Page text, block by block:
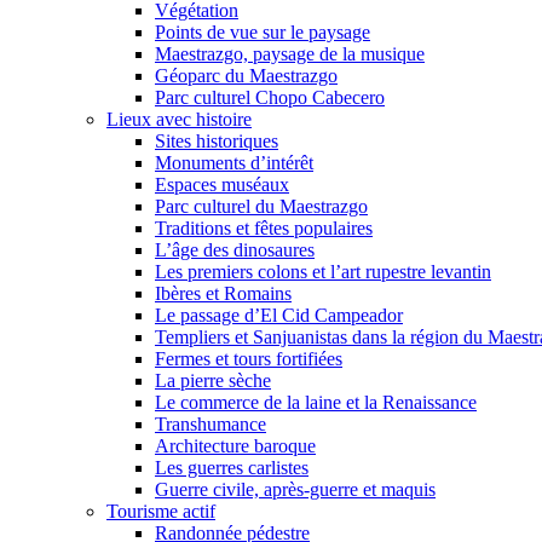
Végétation
Points de vue sur le paysage
Maestrazgo, paysage de la musique
Géoparc du Maestrazgo
Parc culturel Chopo Cabecero
Lieux avec histoire
Sites historiques
Monuments d’intérêt
Espaces muséaux
Parc culturel du Maestrazgo
Traditions et fêtes populaires
L’âge des dinosaures
Les premiers colons et l’art rupestre levantin
Ibères et Romains
Le passage d’El Cid Campeador
Templiers et Sanjuanistas dans la région du
Fermes et tours fortifiées
La pierre sèche
Le commerce de la laine et la Renaissance
Transhumance
Architecture baroque
Les guerres carlistes
Guerre civile, après-guerre et maquis
Tourisme actif
Randonnée pédestre